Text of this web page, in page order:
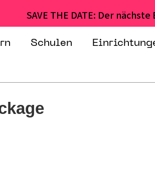
SAVE THE DATE: Der
Schulen